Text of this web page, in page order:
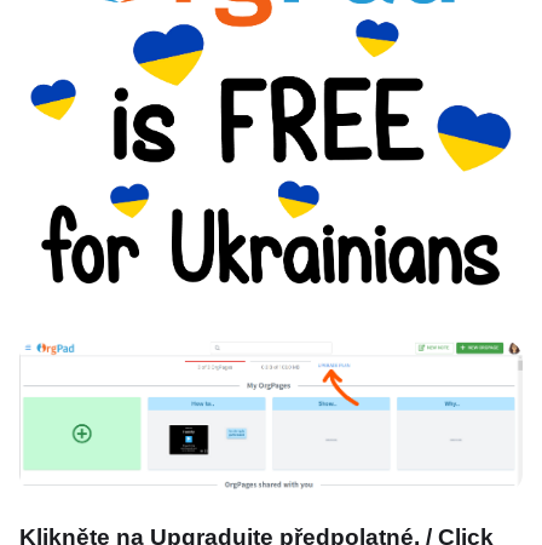
Klikněte na Upgradujte předpolatné. / Click